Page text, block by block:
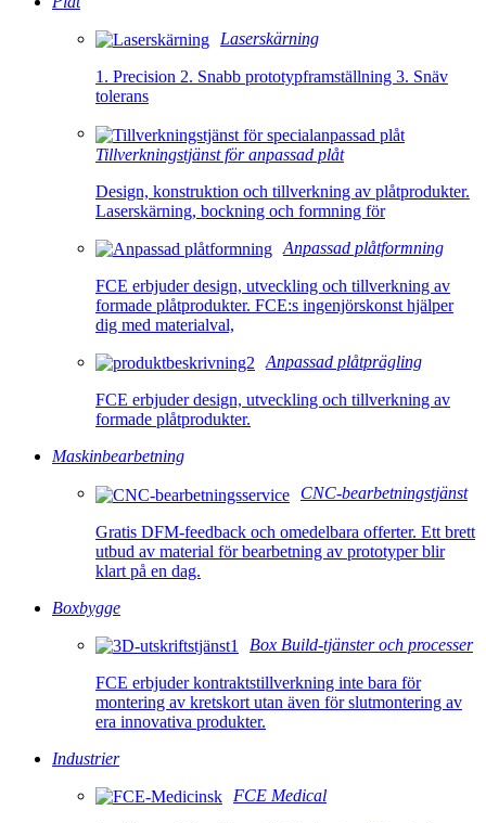
Laserskärning
1. Precision 2. Snabb prototypframställning 3. Snäv
tolerans
Tillverkningstjänst för anpassad plåt
Design, konstruktion och tillverkning av plåtprodukter.
Laserskärning, bockning och formning för
Anpassad plåtformning
FCE erbjuder design, utveckling och tillverkning av
formade plåtprodukter. FCE:s ingenjörskonst hjälper
dig med materialval,
Anpassad plåtprägling
FCE erbjuder design, utveckling och tillverkning av
formade plåtprodukter.
Maskinbearbetning
CNC-bearbetningstjänst
Gratis DFM-feedback och omedelbara offerter. Ett brett
utbud av material för bearbetning av prototyper blir
klart på en dag.
Boxbygge
Box Build-tjänster och processer
FCE erbjuder kontraktstillverkning inte bara för
montering av kretskort utan även för slutmontering av
era innovativa produkter.
Industrier
FCE Medical